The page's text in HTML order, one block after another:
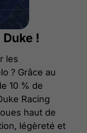
!
les
? Grâce au
10 % de
Racing
haut de
légèreté et